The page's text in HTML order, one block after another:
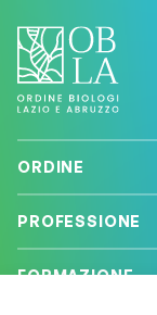
ORDINE
PROFESSIONE
FORMAZIONE